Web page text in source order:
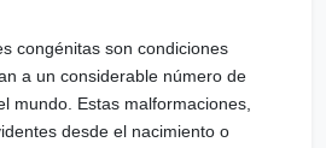
congénitas son condiciones
a un considerable número de
mundo. Estas malformaciones,
desde el nacimiento o